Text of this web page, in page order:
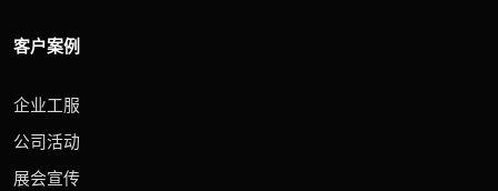
客户案例
企业工服
公司活动
展会宣传